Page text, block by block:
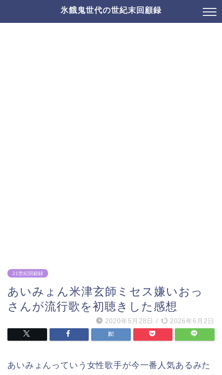
氷餓鬼世代の世紀末回顧録
21世紀回顧録
あいみょん米津玄師ミセス嫌いおっ
さんが流行歌を初聴きした感想
2020年5月28日 / 2026年6月2日
あいみょんっていう女性歌手が今一番人気あるみた